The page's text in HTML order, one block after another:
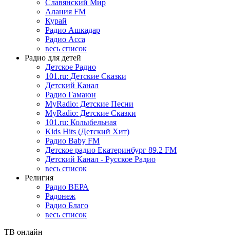
Славянский Мир
Алания FM
Курай
Радио Ашкадар
Радио Асса
весь список
Радио для детей
Детское Радио
101.ru: Детские Сказки
Детский Канал
Радио Гамаюн
MyRadio: Детские Песни
MyRadio: Детские Сказки
101.ru: Колыбельная
Kids Hits (Детский Хит)
Радио Baby FM
Детское радио Екатеринбург 89.2 FM
Детский Канал - Русское Радио
весь список
Религия
Радио ВЕРА
Радонеж
Радио Благо
весь список
ТВ онлайн